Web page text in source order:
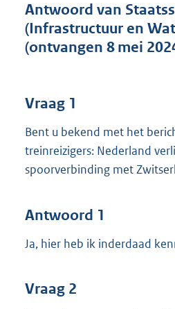
Antwoord van
(Infrastructuur en
(ontvangen 8 mei
Vraag 1
Bent u bekend met het
treinreizigers: Nederland
spoorverbinding met
Antwoord 1
Ja, hier heb ik inderdaad
Vraag 2